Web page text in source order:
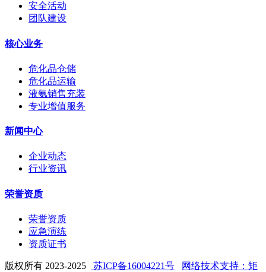
安全活动
团队建设
核心业务
危化品仓储
危化品运输
液氨销售充装
专业增值服务
新闻中心
企业动态
行业资讯
荣誉资质
荣誉资质
应急演练
资质证书
版权所有 2023-2025 苏ICP备16004221号
网络技术支持：矩